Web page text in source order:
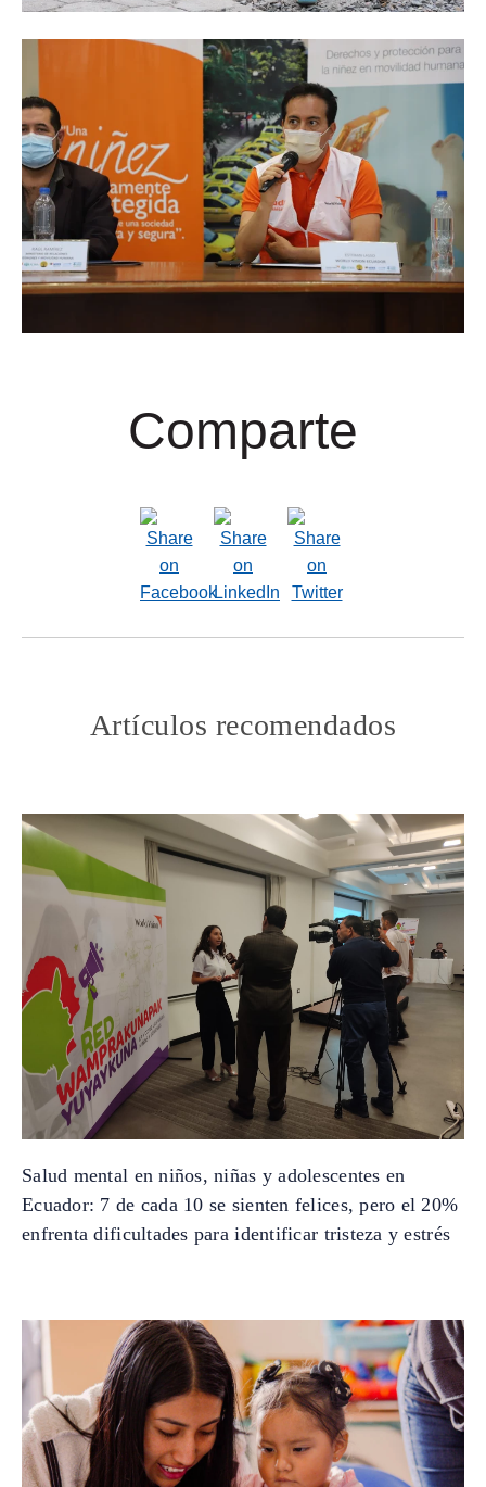
Comparte
Artículos recomendados
Salud mental en niños, niñas y adolescentes en
Ecuador: 7 de cada 10 se sienten felices, pero el 20%
enfrenta dificultades para identificar tristeza y estrés